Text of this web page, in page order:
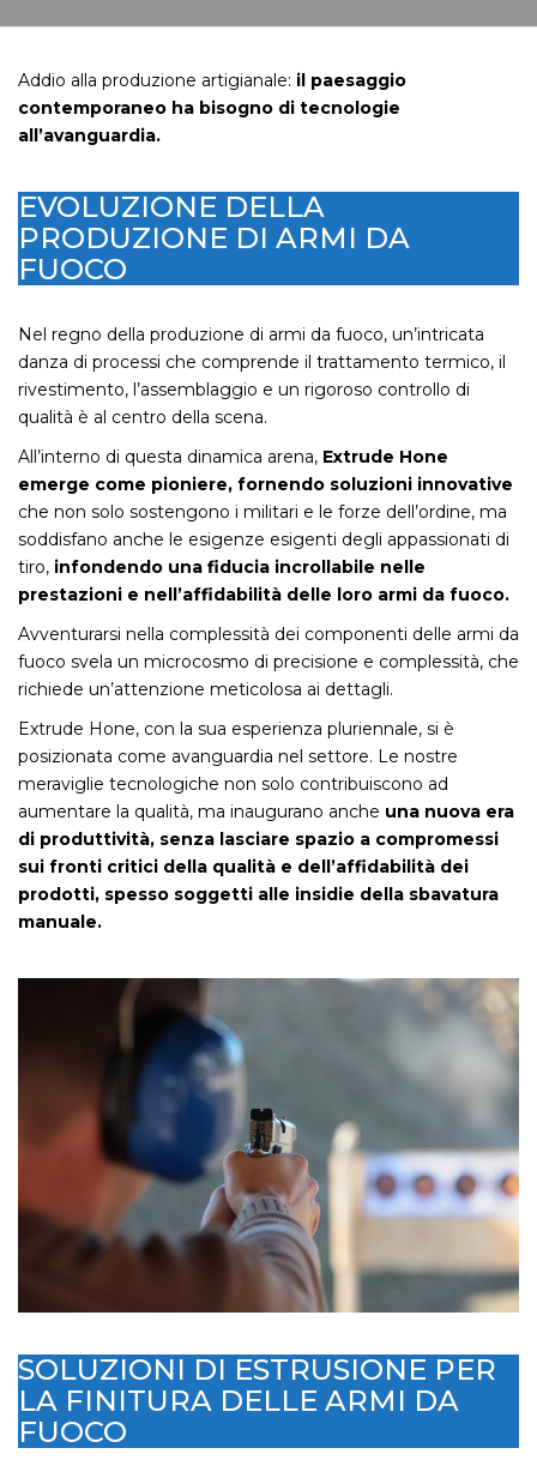
Addio alla produzione artigianale: il paesaggio
contemporaneo ha bisogno di tecnologie
all’avanguardia.
EVOLUZIONE DELLA
PRODUZIONE DI ARMI DA
FUOCO
Nel regno della produzione di armi da fuoco, un’intricata
danza di processi che comprende il trattamento termico, il
rivestimento, l’assemblaggio e un rigoroso controllo di
qualità è al centro della scena.
All’interno di questa dinamica arena, Extrude Hone
emerge come pioniere, fornendo soluzioni innovative
che non solo sostengono i militari e le forze dell’ordine, ma
soddisfano anche le esigenze esigenti degli appassionati di
tiro, infondendo una fiducia incrollabile nelle
prestazioni e nell’affidabilità delle loro armi da fuoco.
Avventurarsi nella complessità dei componenti delle armi da
fuoco svela un microcosmo di precisione e complessità, che
richiede un’attenzione meticolosa ai dettagli.
Extrude Hone, con la sua esperienza pluriennale, si è
posizionata come avanguardia nel settore. Le nostre
meraviglie tecnologiche non solo contribuiscono ad
aumentare la qualità, ma inaugurano anche una nuova era
di produttività, senza lasciare spazio a compromessi
sui fronti critici della qualità e dell’affidabilità dei
prodotti, spesso soggetti alle insidie della sbavatura
manuale.
SOLUZIONI DI ESTRUSIONE PER
LA FINITURA DELLE ARMI DA
FUOCO